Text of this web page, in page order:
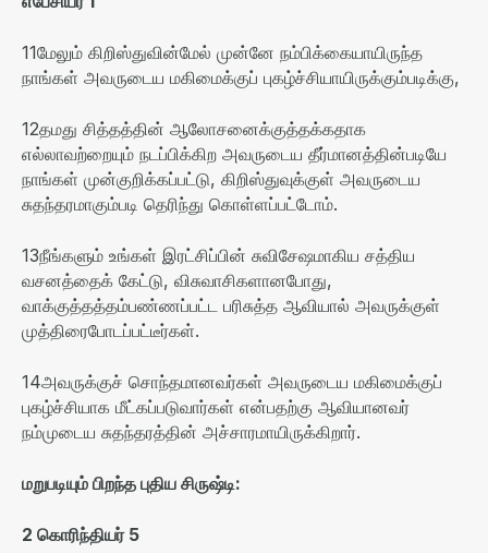
11மேலும் கிறிஸ்துவின்மேல் முன்னே நம்பிக்கையாயிருந்த
நாங்கள் அவருடைய மகிமைக்குப் புகழ்ச்சியாயிருக்கும்படிக்கு,
12தமது சித்தத்தின் ஆலோசனைக்குத்தக்கதாக
எல்லாவற்றையும் நடப்பிக்கிற அவருடைய தீர்மானத்தின்படியே
நாங்கள் முன்குறிக்கப்பட்டு, கிறிஸ்துவுக்குள் அவருடைய
சுதந்தரமாகும்படி தெரிந்து கொள்ளப்பட்டோம்.
13நீங்களும் உங்கள் இரட்சிப்பின் சுவிசேஷமாகிய சத்திய
வசனத்தைக் கேட்டு, விசுவாசிகளானபோது,
வாக்குத்தத்தம்பண்ணப்பட்ட பரிசுத்த ஆவியால் அவருக்குள்
முத்திரைபோடப்பட்டீர்கள்.
14அவருக்குச் சொந்தமானவர்கள் அவருடைய மகிமைக்குப்
புகழ்ச்சியாக மீட்கப்படுவார்கள் என்பதற்கு ஆவியானவர்
நம்முடைய சுதந்தரத்தின் அச்சாரமாயிருக்கிறார்.
மறுபடியும் பிறந்த புதிய சிருஷ்டி:
2 கொரிந்தியர்5